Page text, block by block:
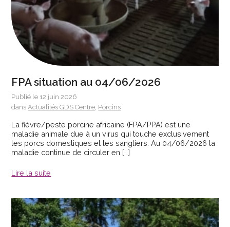
FPA situation au 04/06/2026
Publié le 12 juin 2026
dans Actualités GDS Centre Porcins
La fièvre/peste porcine africaine (FPA/PPA) est une
maladie animale due à un virus qui touche exclusivement
les porcs domestiques et les sangliers. Au 04/06/2026 la
maladie continue de circuler en […]
Lire la suite